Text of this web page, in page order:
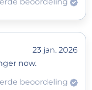
23 jan. 2026
now.
beoordeling